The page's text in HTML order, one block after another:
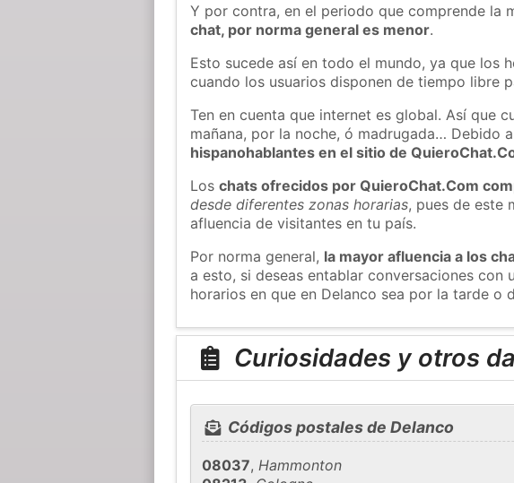
Y por contra, en el periodo que comprende la
chat, por norma general es menor.
Esto sucede así en todo el mundo, ya que los
cuando los usuarios disponen de tiempo libre
Ten en cuenta que internet es global. Así que
mañana, por la noche, ó madrugada… Debido
hispanohablantes en el sitio de
Loschats ofrecidos por QuieroChat.Com
desde diferentes zonas horarias, pues de este
afluencia de visitantes en tu país.
Por norma general, la mayor afluencia a los
a esto, si deseas entablar conversaciones
horarios en que en Delanco sea por la tarde o
Curiosidades y otros
Códigos postales de Delanco
08037,Hammonton